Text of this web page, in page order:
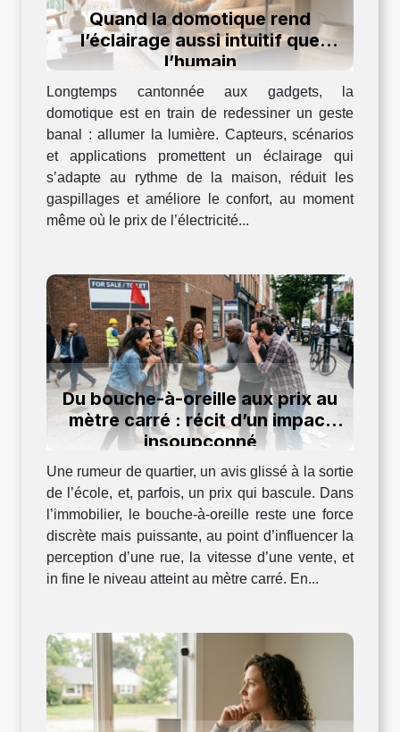
Quand la domotique rend
l’éclairage aussi intuitif que
l’humain
Longtemps cantonnée aux gadgets, la
domotique est en train de redessiner un geste
banal : allumer la lumière. Capteurs, scénarios
et applications promettent un éclairage qui
s’adapte au rythme de la maison, réduit les
gaspillages et améliore le confort, au moment
même où le prix de l’électricité...
Du bouche-à-oreille aux prix au
mètre carré : récit d’un impact
insoupçonné
Une rumeur de quartier, un avis glissé à la sortie
de l’école, et, parfois, un prix qui bascule. Dans
l’immobilier, le bouche-à-oreille reste une force
discrète mais puissante, au point d’influencer la
perception d’une rue, la vitesse d’une vente, et
in fine le niveau atteint au mètre carré. En...